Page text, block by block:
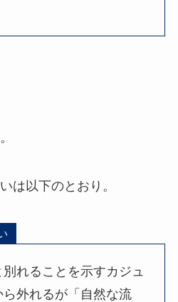
は以下のとおり。
れることを示すカジュ
外れるが「自然な流